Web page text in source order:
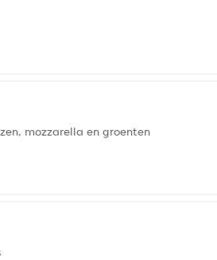
mozzarella en groenten